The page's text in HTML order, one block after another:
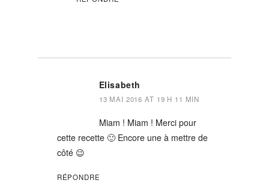
Elisabeth
13 MAI 2016 AT 19 H 11 MIN
Miam ! Miam ! Merci pour
cette recette 🙂 Encore une à mettre de
côté 😉
RÉPONDRE